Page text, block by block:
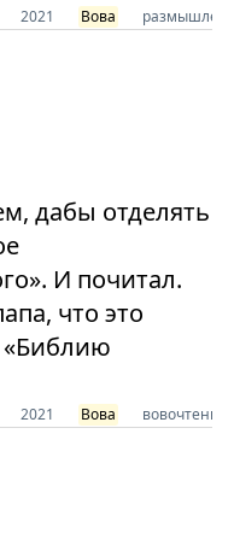
2021 Вова
дабы отделять
И почитал.
что это
2021 Вова вовочтение